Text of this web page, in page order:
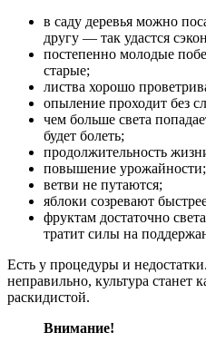
в саду деревья можно
другу — так удастся
постепенно молодые
старые;
листва хорошо
опыление проходит без
чем больше света
будет болеть;
продолжительность
повышение урожайности;
ветви не путаются;
яблоки созревают
фруктам достаточно
тратит силы на
Есть у процедуры и
неправильно, культура станет
раскидистой.
Внимание!